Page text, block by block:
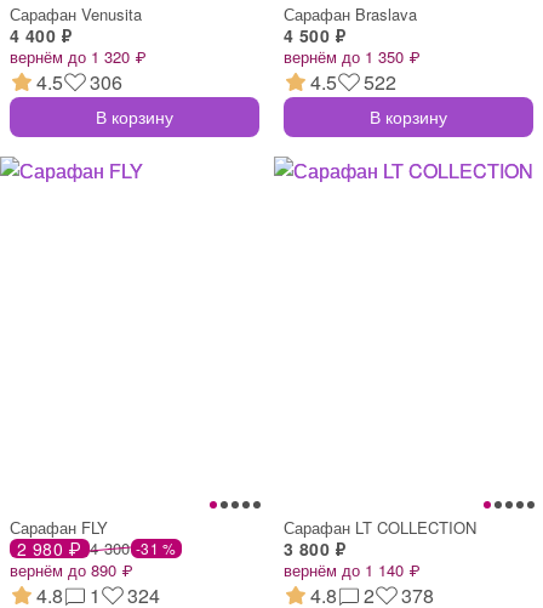
Сарафан Venusita
4 400 ₽
вернём до 1 320 ₽
4.5 306
В корзину
Сарафан Braslava
4 500 ₽
вернём до 1 350 ₽
4.5 522
В корзину
Сарафан FLY
2 980 ₽ 4 300 -31 %
вернём до 890 ₽
4.8 1 324
Сарафан LT COLLECTION
3 800 ₽
вернём до 1 140 ₽
4.8 2 378